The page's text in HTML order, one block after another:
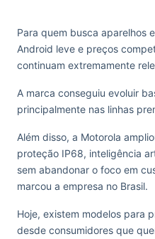
Para quem busca aparelhos
Android leve e preços
continuam extremamente
A marca conseguiu evoluir
principalmente nas linhas
Além disso, a Motorola
proteção IP68, inteligência
sem abandonar o foco em
marcou a empresa no Brasil.
Hoje, existem modelos para
desde consumidores que